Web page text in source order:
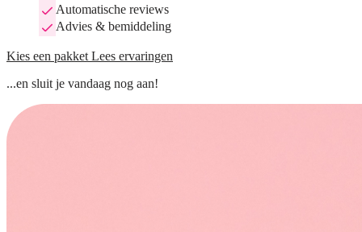
Automatische reviews
Advies & bemiddeling
Kies een pakket Lees ervaringen
...en sluit je vandaag nog aan!